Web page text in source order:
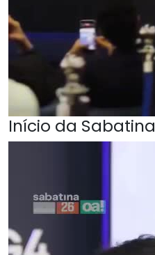
Início da Sabatina